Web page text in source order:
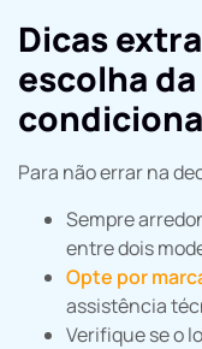
Dicas
escolha
Para não errar na
Sempre
entre dois
Opte por
assistência
Verifique se o